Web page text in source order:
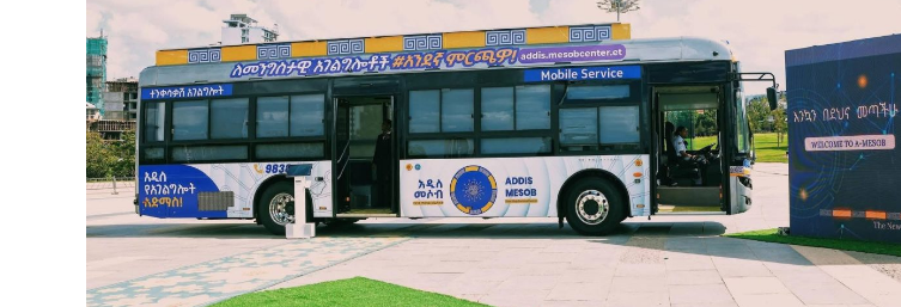
August 6, 2026
magaalaa Baahardaar daawwatan
August 6, 2026